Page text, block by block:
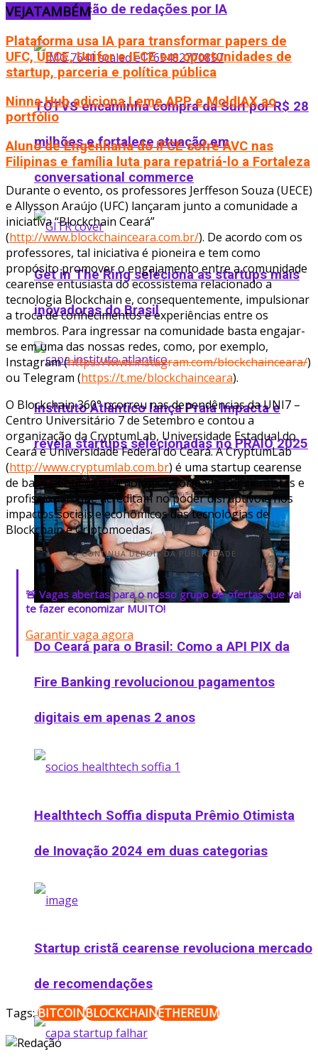
na correção de redações por IA
TOTVS encaminha compra da Suri por R$ 28
milhões e fortalece atuação em
conversational commerce
Get in The Ring seleciona as startups mais
inovadoras do Brasil
Instituto Atlântico lança Praia Impacta e
revela startups selecionadas no PRAIÔ 2025
Do Ceará para o Brasil: Como a API PIX da
Fire Banking revolucionou pagamentos
digitais em apenas 2 anos
Healthtech Soffia disputa Prêmio Otimista
de Inovação 2024 em duas categorias
Startup cristã cearense revoluciona mercado
de recomendações
VEJATAMBÉM
Plataforma usa IA para transformar papers de
UFC, UECE, Unifor e IFCE em oportunidades de
startup, parceria e política pública
Ninna Hub adiciona Leme APP e MoldIAX ao
portfólio
Aluno de Engenharia do IFCE sofre AVC nas
Filipinas e família luta para repatriá-lo a Fortaleza
Durante o evento, os professores Jerffeson Souza (UECE)
e Allysson Araújo (UFC) lançaram junto a comunidade a
iniciativa “Blockchain Ceará”
(http://www.blockchainceara.com.br/). De acordo com os
professores, tal iniciativa é pioneira e tem como
propósito promover o engajamento entre a comunidade
cearense entusiasta do ecossistema relacionado a
tecnologia Blockchain e, consequentemente, impulsionar
a troca de conhecimentos e experiências entre os
membros. Para ingressar na comunidade basta engajar-
se em uma das nossas redes, como, por exemplo,
Instagram (https://www.instagram.com/blockchainceara/)
ou Telegram (https://t.me/blockchainceara).
O Blockchain 360° ocorreu nas dependências da UNI7 –
Centro Universitário 7 de Setembro e contou a
organização da CryptumLab, Universidade Estadual do
Ceará e Universidade Federal do Ceará. A CryptumLab
(http://www.cryptumlab.com.br) é uma startup cearense
de base científica e tecnológica, formada por cientistas e
profissionais que acreditam no poder disruptivo e nos
impactos sociais e econômicos das tecnologias de
Blockchain e Criptomoedas.
CONTINUA DEPOIS DA PUBLICIDADE
🚨 Vagas abertas para o nosso grupo de ofertas que vai
te fazer economizar MUITO!
Garantir vaga agora
Tags:BITCOINBLOCKCHAINETHEREUM